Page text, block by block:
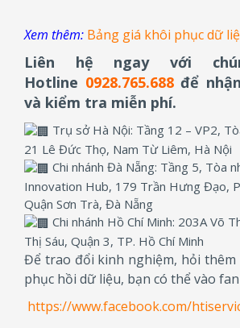
Xem thêm: Bảng giá khôi phục dữ
Liên hệ ngay với
Hotline 0928.765.688để
và kiểm tra miễn phí.
Trụ sở Hà Nội: Tầng 12 – VP2,
21 Lê Đức Thọ, Nam Từ Liêm, Hà Nội
Chi nhánh Đà Nẵng: Tầng 5, Tòa
Innovation Hub, 179 Trần Hưng Đạo,
Quận Sơn Trà, Đà Nẵng
Chi nhánh Hồ Chí Minh: 203A Võ
Thị Sáu, Quận 3, TP. Hồ Chí Minh
Để trao đổi kinh nghiệm, hỏi thêm
phục hồi dữ liệu, bạn có thể vào
https://www.facebook.com/